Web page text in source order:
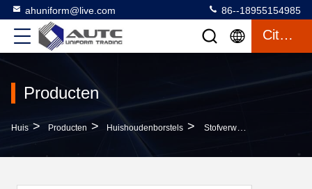
ahuniform@live.com 86--18955154985
Citaat
Producten
Huis > Producten > Huishoudenborstels > Stofverwijder 6.3X27.5Cm Lange Handgreep Huis Bed Reiniging Besem Veegmachine Duurzame Zachte Reinigingsborstel